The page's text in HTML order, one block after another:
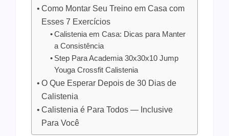
Como Montar Seu Treino em Casa com
Esses 7 Exercícios
Calistenia em Casa: Dicas para Manter
a Consistência
Step Para Academia 30x30x10 Jump
Youga Crossfit Calistenia
O Que Esperar Depois de 30 Dias de
Calistenia
Calistenia é Para Todos — Inclusive
Para Você